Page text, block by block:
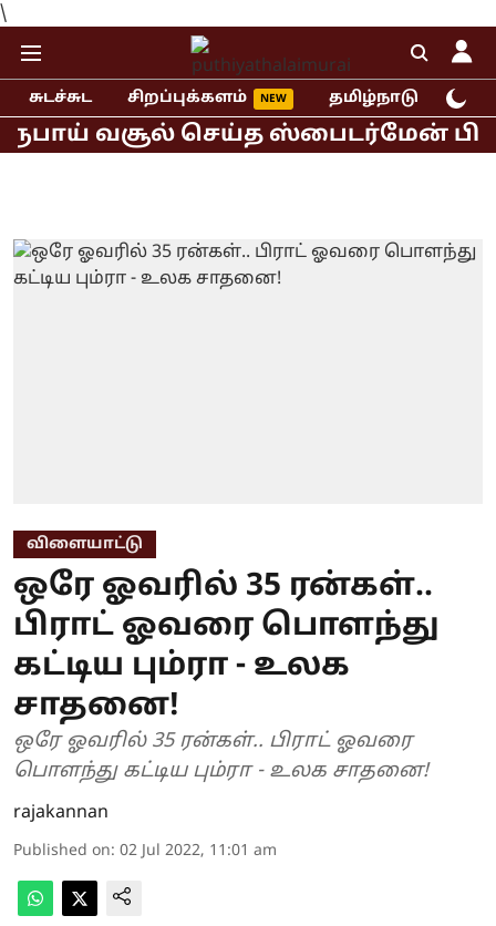
\
சுடச்சுட சிறப்புக்களம் தமிழ்நாடு
வசூல் செய்த ஸ்பைடர்மேன்
விளையாட்டு
ஒரே ஓவரில் 35 ரன்கள்..
பிராட் ஓவரை பொளந்து
கட்டிய பும்ரா - உலக
சாதனை!
ஒரே ஓவரில் 35 ரன்கள்.. பிராட் ஓவரை
பொளந்து கட்டிய பும்ரா - உலக சாதனை!
rajakannan
Published on: 02 Jul 2022, 11:01 am